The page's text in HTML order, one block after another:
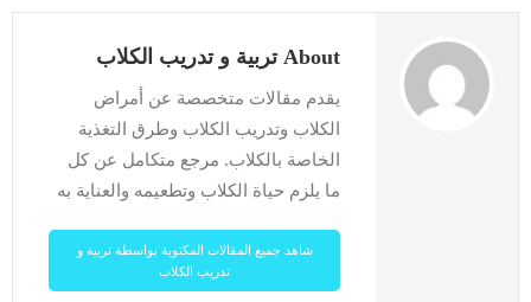
About تربية و تدريب الكلاب
يقدم مقالات متخصصة عن أمراض
الكلاب وتدريب الكلاب وطرق التغذية
الخاصة بالكلاب. مرجع متكامل عن كل
ما يلزم حياة الكلاب وتطعيمه والعناية به
شاهد جميع المقالات المكتوبة بواسطة تربية و
تدريب الكلاب